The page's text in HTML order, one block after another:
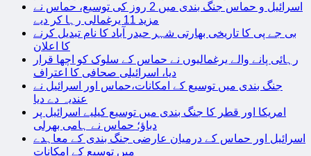
اسرائیل و حماس جنگ بندی میں 2 روز کی توسیع، حماس نے
مزید 11 یرغمالی رہا کر دیے
بی جے پی کا تاریخی بھارتی شہر حیدر آباد کا نام تبدیل کرنے
کا اعلان
رہائی پانے والے یرغمالیوں نے حماس کے سلوک کو اچھا قرار
دیا، اسرائیلی صحافی کا اعتراف
جنگ بندی میں توسیع کے امکانات،حماس اور اسرائیل نے
عندیہ دے دیا
امریکا اور قطر کا جنگ بندی میں توسیع کیلیے اسرائیل پر
دباؤ؛ حماس نے ہامی بھرلی
اسرائیل اور حماس کے درمیان عارضی جنگ بندی کے معاہدے
میں توسیع کے امکانات